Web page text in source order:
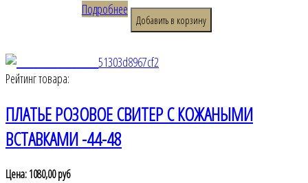
Подробнее
Рейтинг товара:
ПЛАТЬЕ РОЗОВОЕ СВИТЕР С КОЖАНЫМИ
ВСТАВКАМИ -44-48
Цена:1080,00 руб